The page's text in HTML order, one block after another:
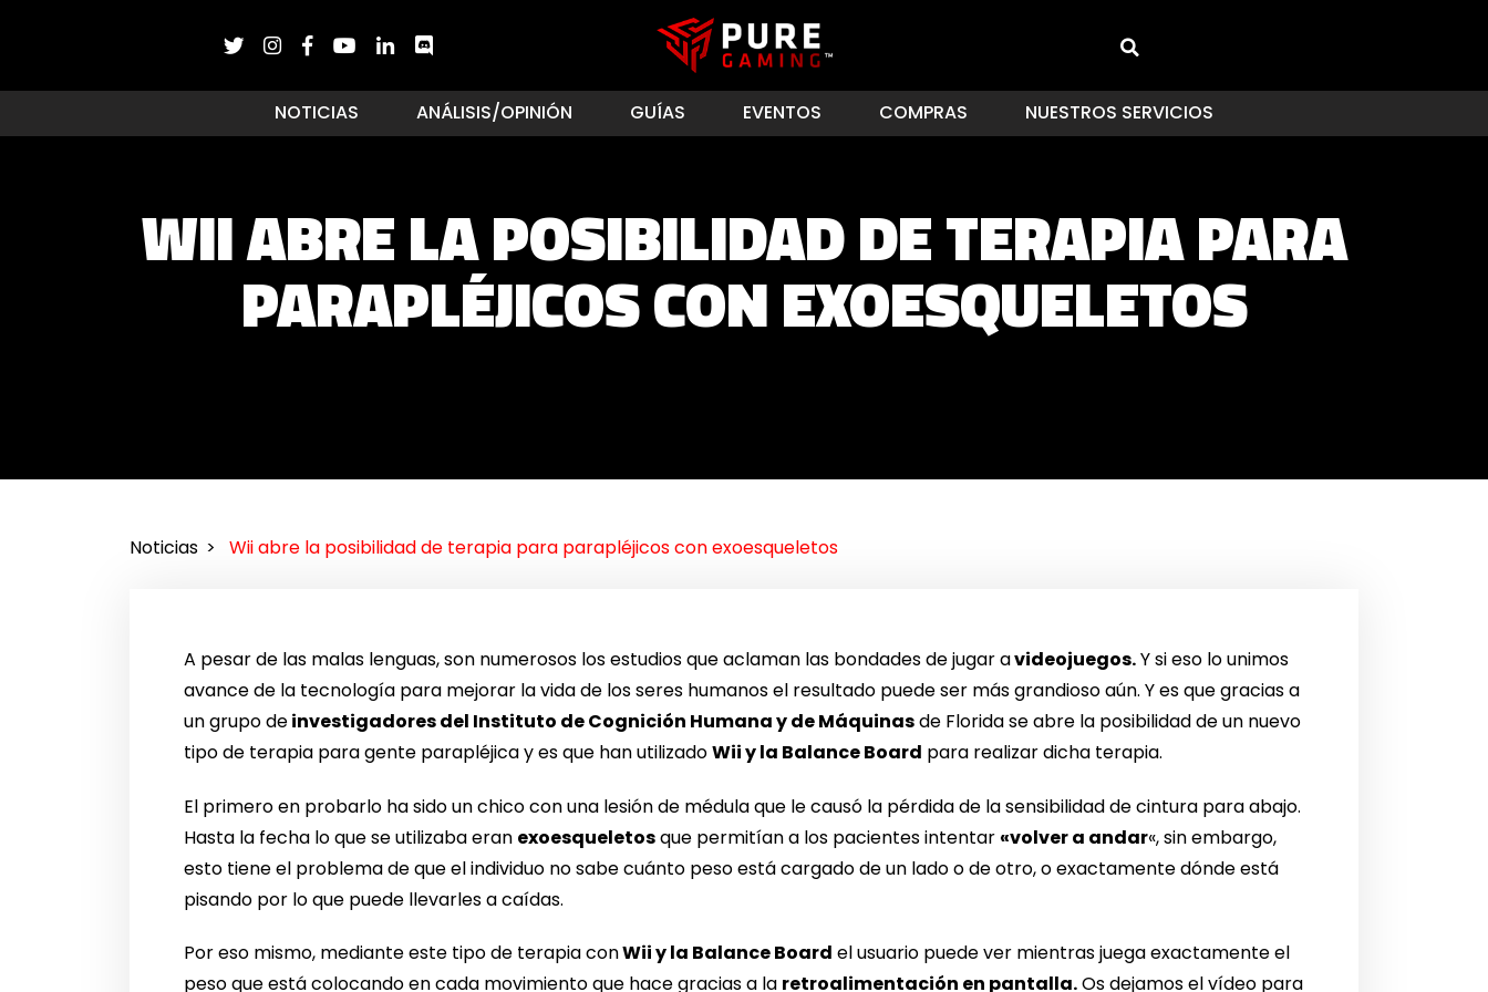
NOTICIAS ANÁLISIS/OPINIÓN GUÍAS EVENTOS COMPRAS NUESTROS SERVICIOS
WII ABRE LA POSIBILIDAD DE TERAPIA PARA
PARAPLÉJICOS CON EXOESQUELETOS
Noticias Wii abre la posibilidad de terapia para parapléjicos con exoesqueletos
A pesar de las malas lenguas, son numerosos los estudios que aclaman las bondades de jugar avideojuegos.Y si eso lo unimos
avance de la tecnología para mejorar la vida de los seres humanos el resultado puede ser más grandioso aún. Y es que gracias a
un grupo deinvestigadores del Instituto de Cognición Humana y de Máquinasde Florida se abre la posibilidad de un nuevo
tipo de terapia para gente parapléjica y es que han utilizadoWii y la Balance Board para realizar dicha terapia.
El primero en probarlo ha sido un chico con una lesión de médula que le causó la pérdida de la sensibilidad de cintura para abajo.
Hasta la fecha lo que se utilizaba eran exoesqueletosque permitían a los pacientes intentar «volver a andar«, sin embargo,
esto tiene el problema de que el individuo no sabe cuánto peso está cargado de un lado o de otro, o exactamente dónde está
pisando por lo que puede llevarles a caídas.
Por eso mismo, mediante este tipo de terapia conWii y la Balance Board el usuario puede ver mientras juega exactamente el
peso que está colocando en cada movimiento que hace gracias a la retroalimentación en pantalla.Os dejamos el vídeo para